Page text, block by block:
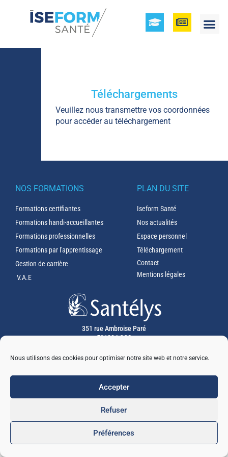
Nous utilisons des cookies pour optimiser notre site web et notre service.
Accepter
Refuser
Préférences
Téléchargements
Veuillez nous transmettre vos coordonnées
pour accéder au téléchargement
NOS FORMATIONS
Formations certifiantes
Formations handi-accueillantes
Formations professionnelles
Formations par l'apprentissage
Gestion de carrière
V.A.E
PLAN DU SITE
Iseform Santé
Nos actualités
Espace personnel
Téléchargement
Contact
Mentions légales
351 rue Ambroise Paré
59120 LOOS
03 20 16 03 60